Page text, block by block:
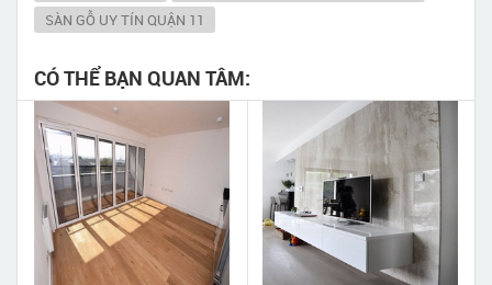
SÀN GỖ UY TÍN QUẬN 11
CÓ THỂ BẠN QUAN TÂM: